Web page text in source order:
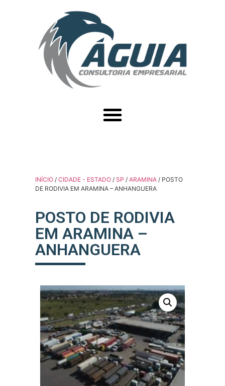
INÍCIO / CIDADE - ESTADO / SP / ARAMINA / POSTO
DE RODIVIA EM ARAMINA – ANHANGUERA
POSTO DE RODIVIA
EM ARAMINA –
ANHANGUERA